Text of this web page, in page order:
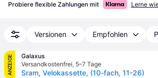
Probiere flexible Zahlungen mit Lerne
Versionen Empfohlen
ANZEIGE
Galaxus
Versandkostenfrei, 5–7 Tage
Sram, Velokassette, (10-fach, 11-26)